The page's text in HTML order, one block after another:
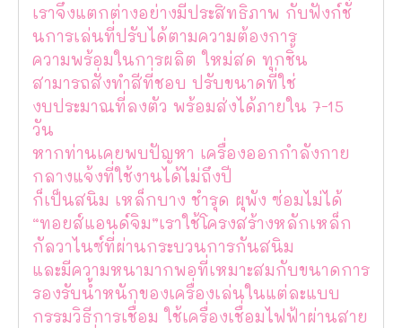
เราจึงแตกต่างอย่างมีประสิทธิภาพ กับฟังก์ชั่
นการเล่นที่ปรับได้ตามความต้องการ
ความพร้อมในการผลิต ใหม่สด ทุกชิ้น
สามารถสั่งทำสีที่ชอบ ปรับขนาดที่ใช่
งบประมาณที่ลงตัว พร้อมส่งได้ภายใน 7-15
วัน
หากท่านเคยพบปัญหา เครื่องออกกำลังกาย
กลางแจ้งที่ใช้งานได้ไม่ถึงปี
ก็เป็นสนิม เหล็กบาง ชำรุด ผุพัง ซ่อมไม่ได้
“ทอยส์แอนด์จิม”เราใช้โครงสร้างหลักเหล็ก
กัลวาไนซ์ที่ผ่านกระบวนการกันสนิม
และมีความหนามากพอที่เหมาะสมกับขนาดการ
รองรับน้ำหนักของเครื่องเล่นในแต่ละแบบ
กรรมวิธีการเชื่อม ใช้เครื่องเชื่อมไฟฟ้าผ่านสาย